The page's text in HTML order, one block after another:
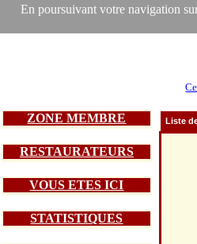
En poursuivant votre navigation
ZONE MEMBRE
RESTAURATEURS
VOUS ETES ICI
STATISTIQUES
Liste